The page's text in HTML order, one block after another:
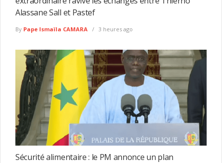
Alassane Sall et Pastef
By Pape Ismaïla CAMARA 3 heures ago
Sécurité alimentaire : le PM annonce un plan